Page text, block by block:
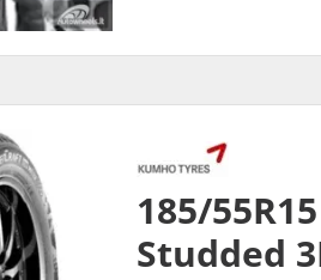
185/
Studded